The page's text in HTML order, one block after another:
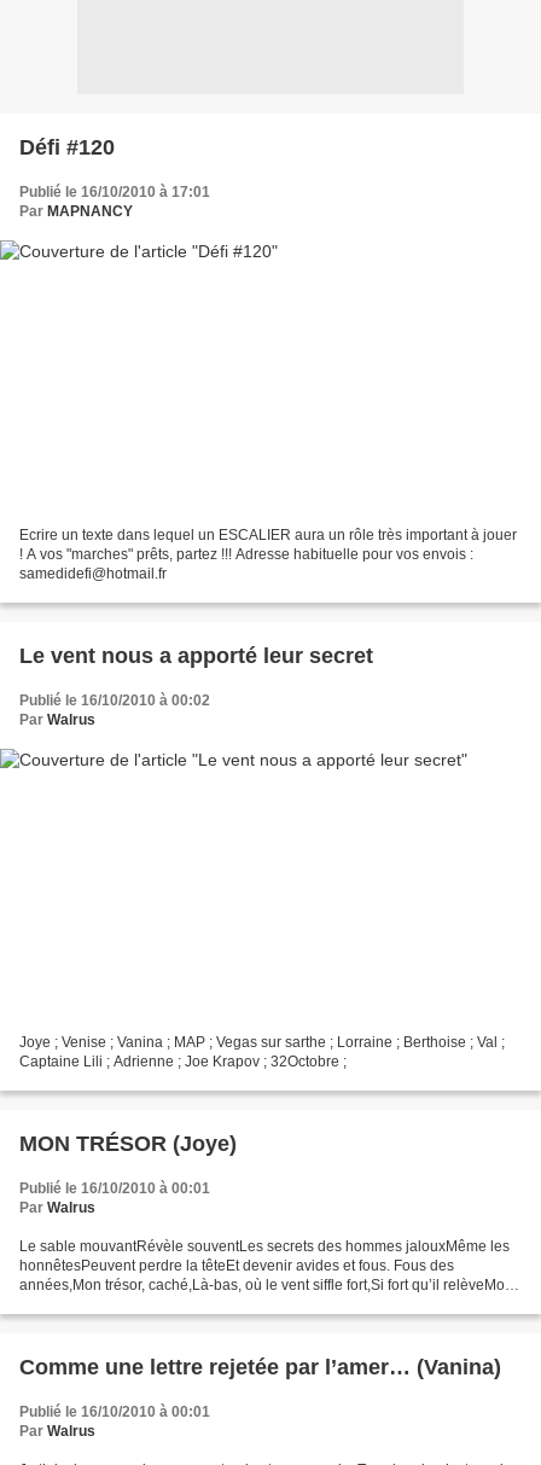
Défi #120
Publié le 16/10/2010 à 17:01
Par MAPNANCY
Ecrire un texte dans lequel un ESCALIER aura un rôle très important à jouer
! A vos "marches" prêts, partez !!! Adresse habituelle pour vos envois :
samedidefi@hotmail.fr
Le vent nous a apporté leur secret
Publié le 16/10/2010 à 00:02
Par Walrus
Joye ; Venise ; Vanina ; MAP ; Vegas sur sarthe ; Lorraine ; Berthoise ; Val ;
Captaine Lili ; Adrienne ; Joe Krapov ; 32Octobre ;
MON TRÉSOR (Joye)
Publié le 16/10/2010 à 00:01
Par Walrus
Le sable mouvantRévèle souventLes secrets des hommes jalouxMême les
honnêtesPeuvent perdre la têteEt devenir avides et fous. Fous des
années,Mon trésor, caché,Là-bas, où le vent siffle fort,Si fort qu’il relèveMon
Comme une lettre rejetée par l’amer… (Vanina)
Publié le 16/10/2010 à 00:01
Par Walrus